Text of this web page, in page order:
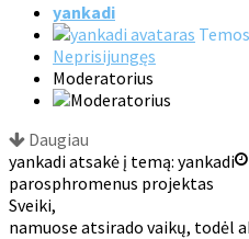
yankadi
Neprisijungęs
Moderatorius
Daugiau
yankadi atsakė į temą: yankadi
parosphromenus projektas
Sveiki,
namuose atsirado vaikų, todėl